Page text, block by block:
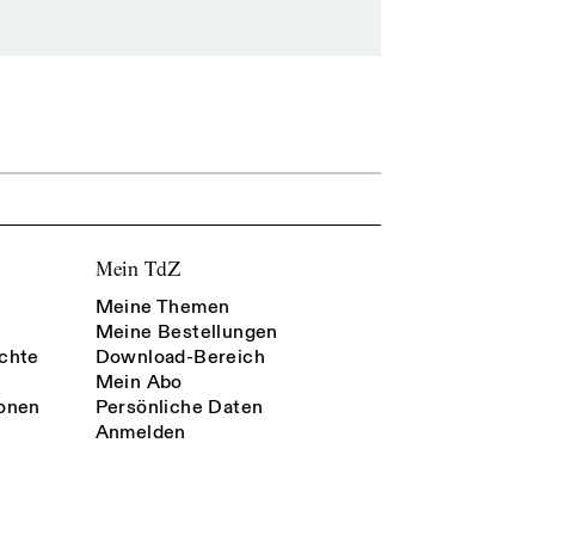
Mein TdZ
Meine Themen
Meine Bestellungen
Download-Bereich
Mein Abo
Persönliche Daten
Anmelden